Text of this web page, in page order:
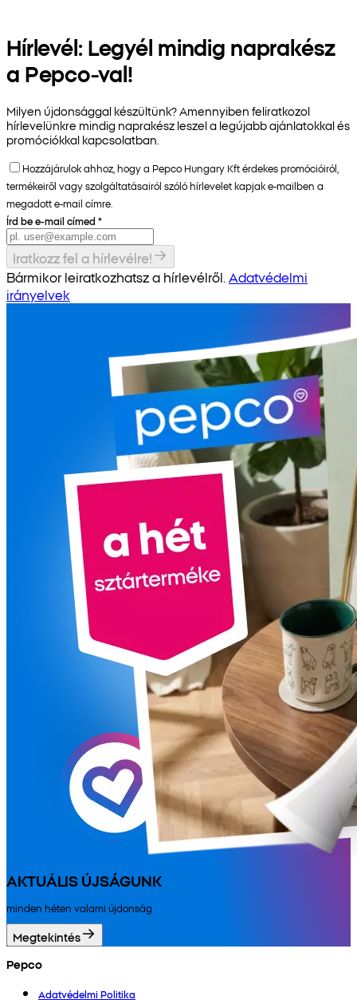
Hírlevél: Legyél mindig naprakész
a Pepco-val!
Milyen újdonsággal készültünk? Amennyiben feliratkozol
hírlevelünkre mindig naprakész leszel a legújabb ajánlatokkal és
promóciókkal kapcsolatban.
Hozzájárulok ahhoz, hogy a Pepco Hungary Kft érdekes promócióiról,
termékeiről vagy szolgáltatásairól szóló hírlevelet kapjak e-mailben a
megadott e-mail címre.
Írd be e-mail címed *
Iratkozz fel a hírlevélre!
Bármikor leiratkozhatsz a hírlevélről. Adatvédelmi
irányelvek
AKTUÁLIS ÚJSÁGUNK
minden héten valami újdonság
Megtekintés
Pepco
Adatvédelmi Politika